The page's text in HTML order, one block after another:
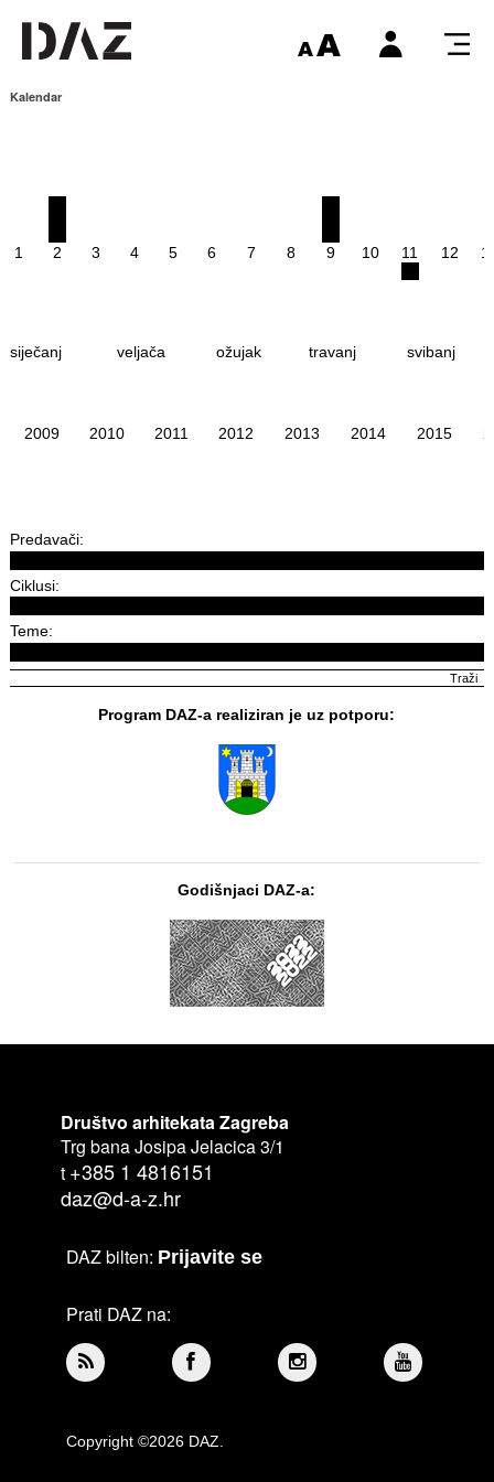
Kalendar
1 2 3 4 5 6 7 8 9 10 11 12
siječanj veljača ožujak travanj svibanj
2009 2010 2011 2012 2013 2014 2015
Predavači:
Ciklusi:
Teme:
Program DAZ-a realiziran je uz potporu:
Godišnjaci DAZ-a:
Društvo arhitekata Zagreba
Trg bana Josipa Jelacica 3/1
t +385 1 4816151
daz@d-a-z.hr
DAZ bilten: Prijavite se
Prati DAZ na:
Copyright ©2026 DAZ.